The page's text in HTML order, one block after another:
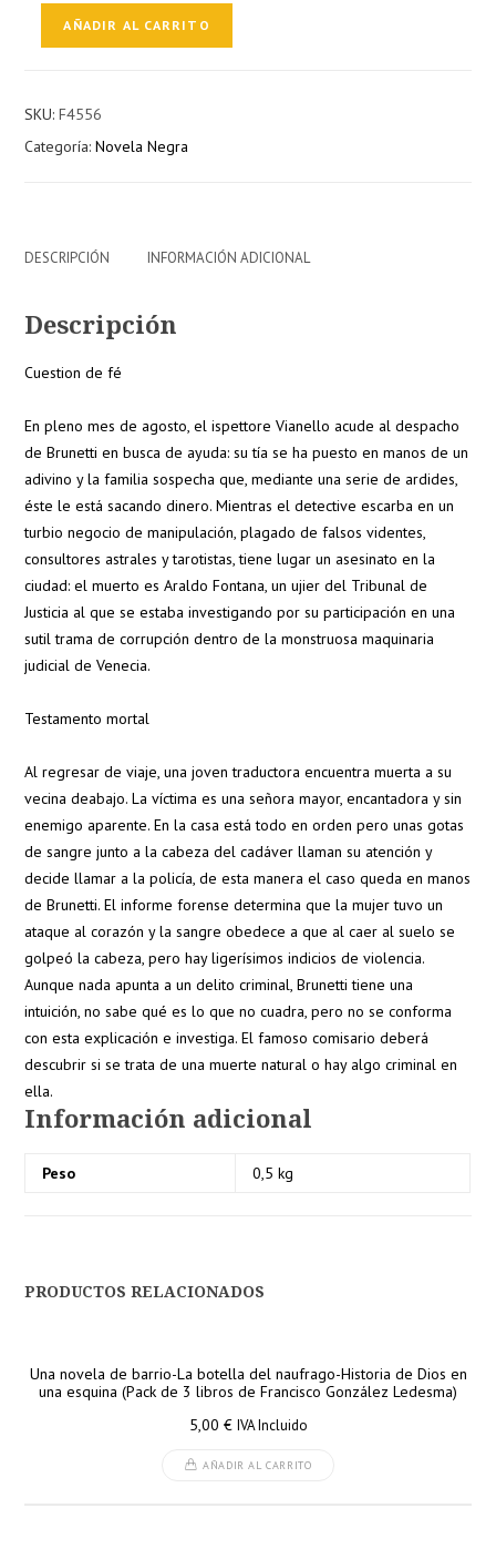
Cuestión
mortal
(2
AÑADIR AL CARRITO
SKU:F4556
Categoría:Novela Negra
DESCRIPCIÓN INFORMACIÓN ADICIONAL
Descripción
Cuestion de fé
En pleno mes de agosto, el ispettore Vianello acude al despacho
de Brunetti en busca de ayuda: su tía se ha puesto en manos de un
adivino y la familia sospecha que, mediante una serie de ardides,
éste le está sacando dinero. Mientras el detective escarba en un
turbio negocio de manipulación, plagado de falsos videntes,
consultores astrales y tarotistas, tiene lugar un asesinato en la
ciudad: el muerto es Araldo Fontana, un ujier del Tribunal de
Justicia al que se estaba investigando por su participación en una
sutil trama de corrupción dentro de la monstruosa maquinaria
judicial de Venecia.
Testamento mortal
Al regresar de viaje, una joven traductora encuentra muerta a su
vecina deabajo. La víctima es una señora mayor, encantadora y sin
enemigo aparente. En la casa está todo en orden pero unas gotas
de sangre junto a la cabeza del cadáver llaman su atención y
decide llamar a la policía, de esta manera el caso queda en manos
de Brunetti. El informe forense determina que la mujer tuvo un
ataque al corazón y la sangre obedece a que al caer al suelo se
golpeó la cabeza, pero hay ligerísimos indicios de violencia.
Aunque nada apunta a un delito criminal, Brunetti tiene una
intuición, no sabe qué es lo que no cuadra, pero no se conforma
con esta explicación e investiga. El famoso comisario deberá
descubrir si se trata de una muerte natural o hay algo criminal en
ella.
Información adicional
Peso 0,5 kg
PRODUCTOS RELACIONADOS
Una novela de barrio-La botella del naufrago-Historia de Dios en
una esquina (Pack de 3 libros de Francisco González Ledesma)
5,00 € IVA Incluido
AÑADIR AL CARRITO